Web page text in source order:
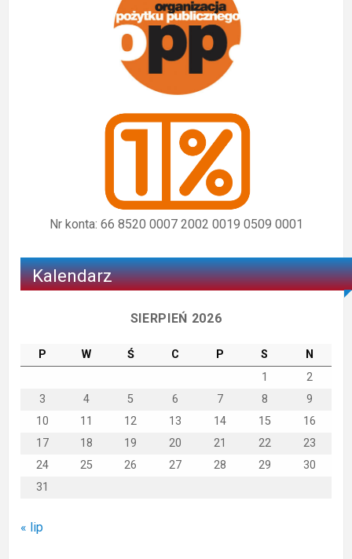
Nr konta: 66 8520 0007 2002 0019 0509 0001
Kalendarz
SIERPIEŃ 2026
P W Ś C P S
N
1
2
3
4 5 6 7 8
9
10
11 12 13 14 15
16
17
18 19 20 21 22
23
24
25 26 27 28 29
30
31
« lip